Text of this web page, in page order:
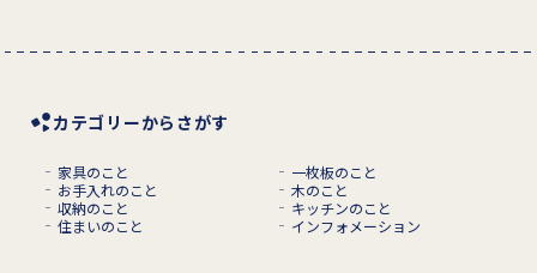
カテゴリーからさがす
家具のこと
一枚板のこと
お手入れのこと
木のこと
収納のこと
キッチンのこと
住まいのこと
インフォメーション